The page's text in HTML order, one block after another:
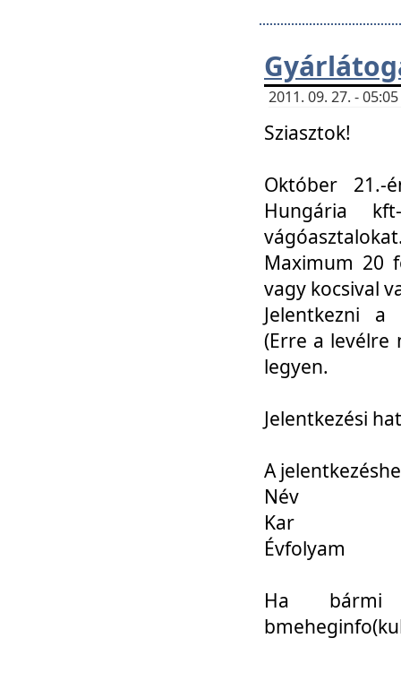
2011. 09. 27. -
Sziasztok!
Október 21.-
Hungária
Maximum 20
vagy kocsival
Jelentkezni a
(Erre a levélre
legyen.
Jelentkezési
A
Név
Kar
Évfolyam
Ha